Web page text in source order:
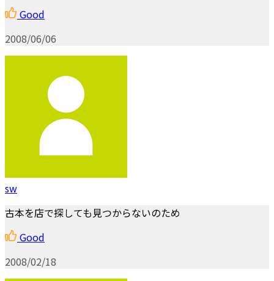
Good
2008/06/06
sw
古本を店で探しても見つからないのため
Good
2008/02/18